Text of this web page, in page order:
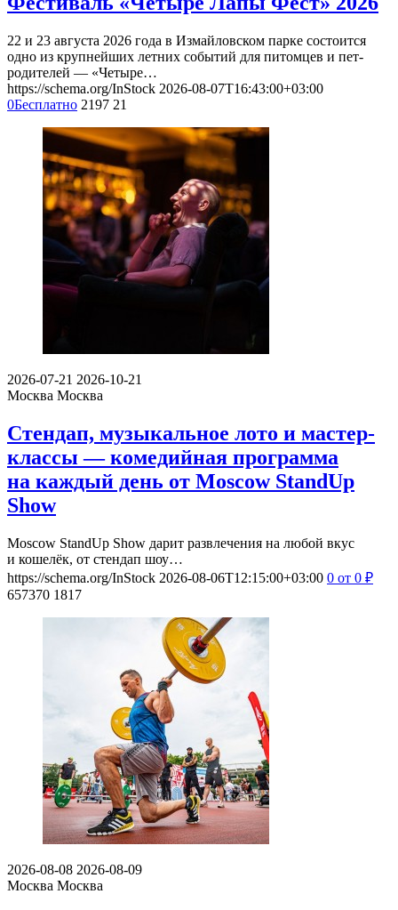
22 и 23 августа 2026 года в Измайловском парке состоится
одно из крупнейших летних событий для питомцев и пет-
родителей — «Четыре…
https://schema.org/InStock 2026-08-07T16:43:00+03:00
0Бесплатно 2197 21
2026-07-21 2026-10-21
Москва Москва
Стендап, музыкальное лото и мастер-
классы — комедийная программа
на каждый день от Moscow StandUp
Show
Moscow StandUp Show дарит развлечения на любой вкус
и кошелёк, от стендап шоу…
https://schema.org/InStock 2026-08-06T12:15:00+03:00 0 от 0 ₽
657370 1817
2026-08-08 2026-08-09
Москва Москва